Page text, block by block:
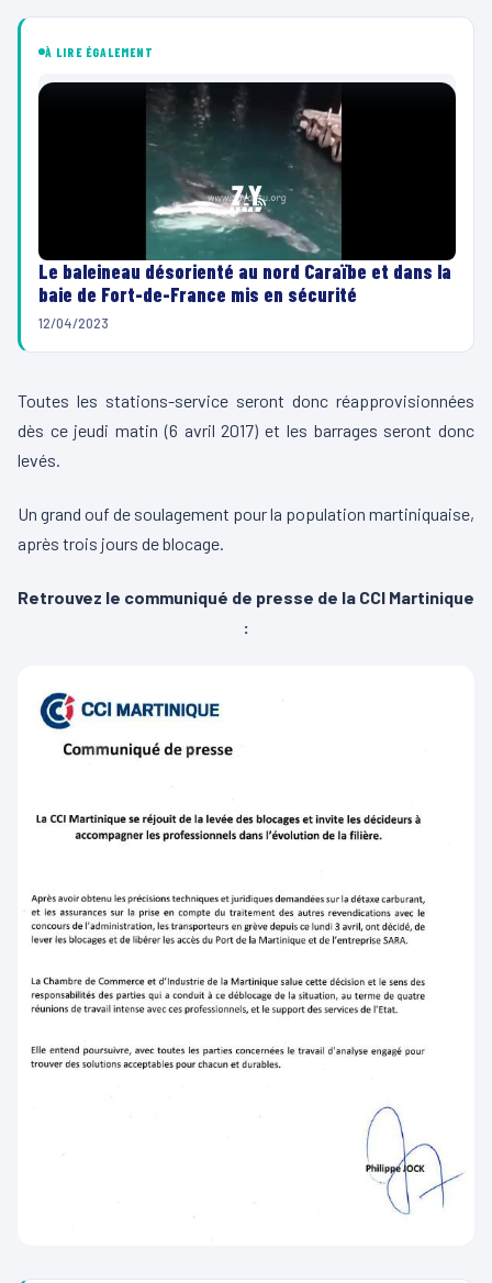
À LIRE ÉGALEMENT
Le baleineau désorienté au nord Caraïbe et dans la
baie de Fort-de-France mis en sécurité
12/04/2023
Toutes les stations-service seront donc réapprovisionnées
dès ce jeudi matin (6 avril 2017) et les barrages seront donc
levés.
Un grand ouf de soulagement pour la population martiniquaise,
après trois jours de blocage.
Retrouvez le communiqué de presse de la CCI Martinique
: